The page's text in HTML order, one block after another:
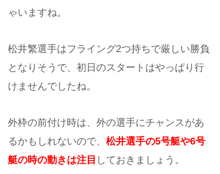
ゃいますね。
松井繁選手はフライング2つ持ちで厳しい勝負
となりそうで、初日のスタートはやっぱり行
けませんでしたね。
外枠の前付け時は、外の選手にチャンスがあ
るかもしれないので、 松井選手の5号艇や6号
艇の時の動きは注目 しておきましょう。